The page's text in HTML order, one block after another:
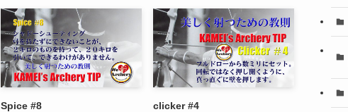
Spice #8 clicker #4